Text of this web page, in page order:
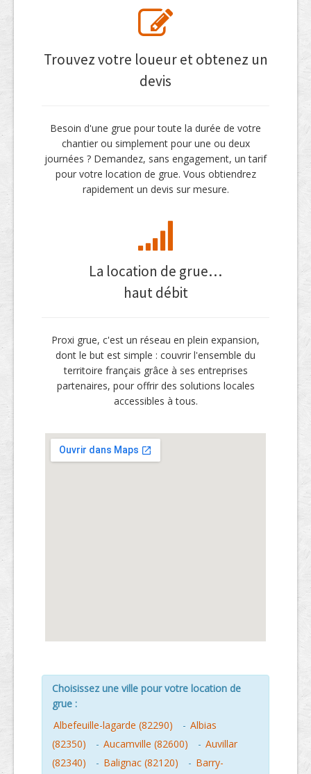
Trouvez votre loueur et obtenez un
devis
Besoin d'une grue pour toute la durée de votre
chantier ou simplement pour une ou deux
journées ? Demandez, sans engagement, un tarif
pour votre location de grue. Vous obtiendrez
rapidement un devis sur mesure.
La location de grue…
haut débit
Proxi grue, c'est un réseau en plein expansion,
dont le but est simple : couvrir l'ensemble du
territoire français grâce à ses entreprises
partenaires, pour offrir des solutions locales
accessibles à tous.
Choisissez une ville pour votre location de
grue :
Albefeuille-lagarde (82290)
- Albias
(82350)
- Aucamville (82600) - Auvillar
(82340)
- Balignac (82120) - Barry-